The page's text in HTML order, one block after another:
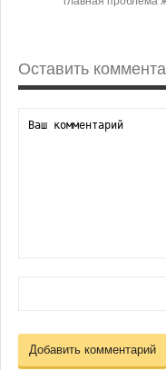
Оставить